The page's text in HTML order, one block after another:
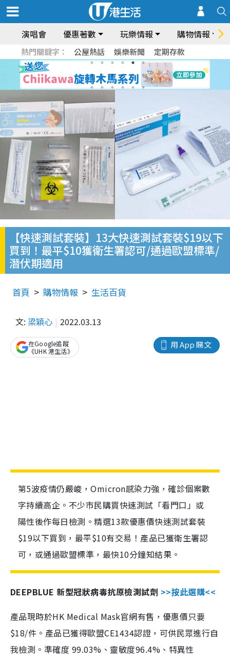
演唱會 優惠著數 玩樂情報 購物情報
熱門關鍵字： 公屋熱話 娛樂新聞 定期存款
【快速測試套裝】13大快速測試套裝$19以下
買到！最平$10獲衛生署認可/通過歐盟標準/
潛伏期適用
首頁 購物情報 生活百貨
文: 梁穎心 2022.03.13
用 App 睇文
在Google追蹤
《UHK 港生活》
第5波疫情仍嚴峻，Omicron感染力強，確診個案數
字持續高企。不少市民購買快速測試「看門口」或
陽性後作每日檢測。精選13款優惠價快速測試套裝
$19以下買到，最平$10有交易！產品已獲衛生署認
可，或通過歐盟標準，最快10分鐘知結果。
DEEPBLUE 新型冠狀病毒抗原檢測試劑 >>按此選購<<
產品現時於HK Medical Mask官網有售，優惠價只要
$18/件。產品已獲得歐盟CE1434認證，可供民眾進行自
我檢測。準確度 99.03%、靈敏度96.4%、特異性